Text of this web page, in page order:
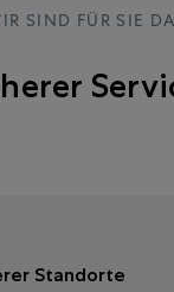
SIND FÜR SIE DA
Standorte